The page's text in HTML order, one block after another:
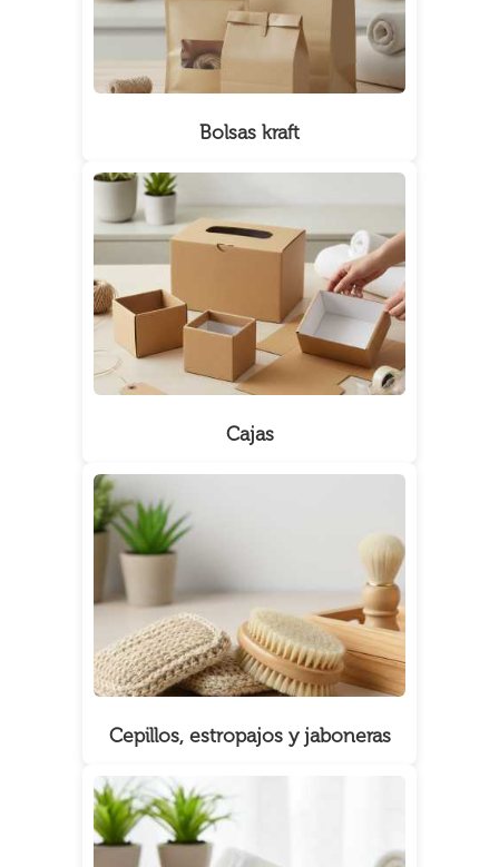
Bolsas kraft
Cajas
Cepillos, estropajos y jaboneras